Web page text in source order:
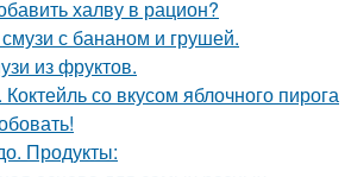
халву в рацион?
с бананом и грушей.
из фруктов.
со вкусом яблочного пирога
Продукты: